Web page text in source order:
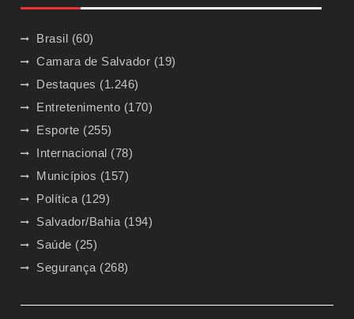
Brasil (60)
Camara de Salvador (19)
Destaques (1.246)
Entretenimento (170)
Esporte (255)
Internacional (78)
Municípios (157)
Política (129)
Salvador/Bahia (194)
Saúde (25)
Segurança (268)